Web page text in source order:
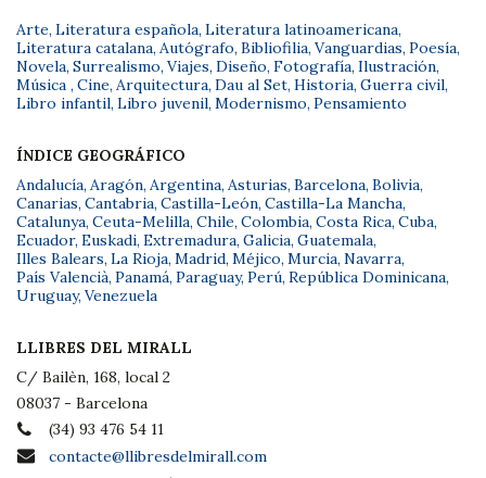
Arte, Literatura española, Literatura latinoamericana,
Literatura catalana, Autógrafo, Bibliofilia, Vanguardias, Poesía,
Novela, Surrealismo, Viajes, Diseño, Fotografía, Ilustración,
Música , Cine, Arquitectura, Dau al Set, Historia, Guerra civil,
Libro infantil, Libro juvenil, Modernismo, Pensamiento
ÍNDICE GEOGRÁFICO
Andalucía, Aragón, Argentina, Asturias, Barcelona, Bolivia,
Canarias, Cantabria, Castilla-León, Castilla-La Mancha,
Catalunya, Ceuta-Melilla, Chile, Colombia, Costa Rica, Cuba,
Ecuador, Euskadi, Extremadura, Galicia, Guatemala,
Illes Balears, La Rioja, Madrid, Méjico, Murcia, Navarra,
País Valencià, Panamá, Paraguay, Perú, República Dominicana,
Uruguay, Venezuela
LLIBRES DEL MIRALL
C/ Bailèn, 168, local 2
08037 - Barcelona
(34) 93 476 54 11
contacte@llibresdelmirall.com